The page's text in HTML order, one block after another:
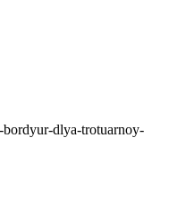
dlya-trotuarnoy-